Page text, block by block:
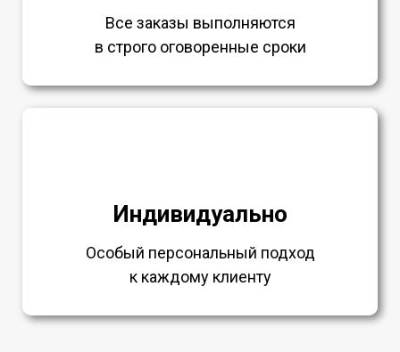
Все заказы выполняются
в строго оговоренные сроки
Индивидуально
Особый персональный подход
к каждому клиенту